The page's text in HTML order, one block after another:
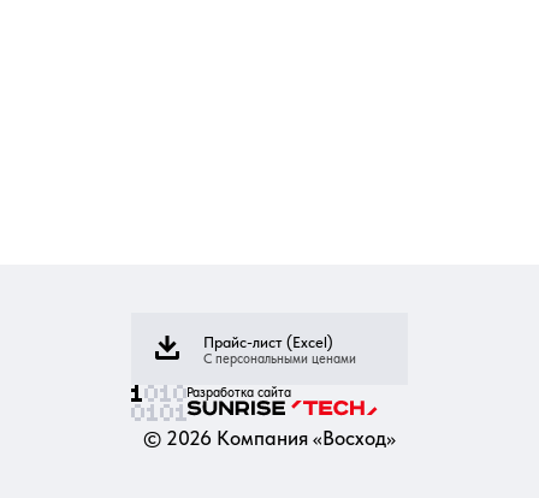
Прайс-лист (Excel)
С персональными ценами
Разработка сайта
© 2026 Компания «Восход»